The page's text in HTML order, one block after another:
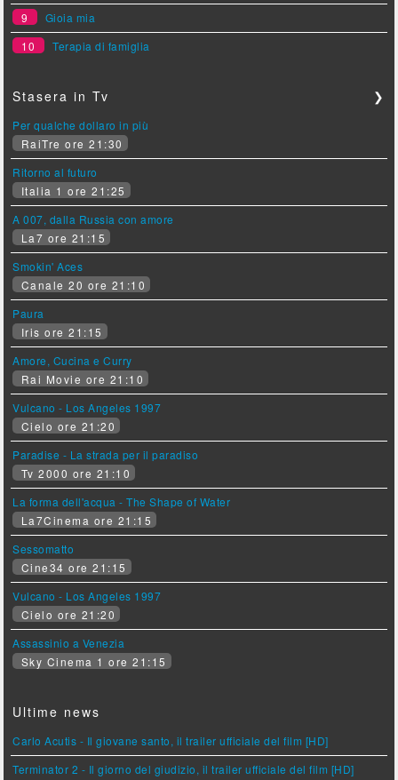
9
Gioia mia
10
Terapia di famiglia
Stasera in Tv ❯
Per qualche dollaro in più
RaiTre ore 21:30
Ritorno al futuro
Italia 1 ore 21:25
A 007, dalla Russia con amore
La7 ore 21:15
Smokin' Aces
Canale 20 ore 21:10
Paura
Iris ore 21:15
Amore, Cucina e Curry
Rai Movie ore 21:10
Vulcano - Los Angeles 1997
Cielo ore 21:20
Paradise - La strada per il paradiso
Tv 2000 ore 21:10
La forma dell'acqua - The Shape of Water
La7Cinema ore 21:15
Sessomatto
Cine34 ore 21:15
Vulcano - Los Angeles 1997
Cielo ore 21:20
Assassinio a Venezia
Sky Cinema 1 ore 21:15
Ultime news
Carlo Acutis - Il giovane santo, il trailer ufficiale del film [HD]
Terminator 2 - Il giorno del giudizio, il trailer ufficiale del film [HD]